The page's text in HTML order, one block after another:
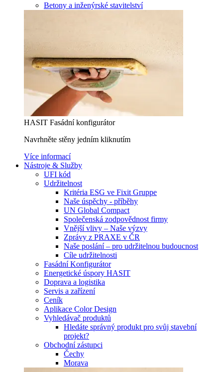
Betony a inženýrské stavitelství
HASIT Fasádní konfigurátor
Navrhněte stěny jedním kliknutím
Více informací
Nástroje & Služby
UFI kód
Udržitelnost
Kritéria ESG ve Fixit Gruppe
Naše úspěchy - příběhy
UN Global Compact
Společenská zodpovědnost firmy
Vnější vlivy – Naše výzvy
Zprávy z PRAXE v ČR
Naše poslání – pro udržitelnou budoucnost
Cíle udržitelnosti
Fasádní Konfigurátor
Energetické úspory HASIT
Doprava a logistika
Servis a zařízení
Ceník
Aplikace Color Design
Vyhledávač produktů
Hledáte správný produkt pro svůj stavební
projekt?
Obchodní zástupci
Čechy
Morava